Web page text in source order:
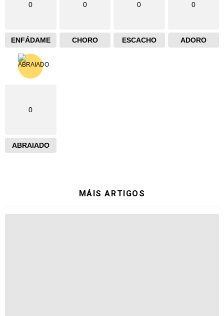
0
ENFÁDAME
0
CHORO
0
ESCACHO
0
ADORO
0
ABRAIADO
MÁIS ARTIGOS